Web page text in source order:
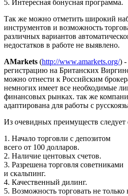
5. Интересная бонусная программа.
Так же можно отметить широкий
инструментов и возможность
различных вариантов
недостатков в работе не выявлено.
AMarkets (http://www.amarkets.org/) -
регистрацию на Британских
можно отнести к Российским
немногих имеет все необходимые
финансовых рынках. так же
адаптирована для работы с
Из очевидных преимуществ следует
1. Начало торговли с депозитом
всего от 100 долларов.
2. Наличие центовых счетов.
3. Разрешена торговля советниками
и скальпинг.
4. Качественный дилинг.
5. Возможность торговать не